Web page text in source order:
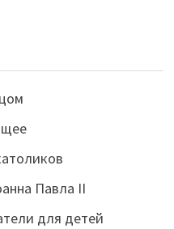
Павла II
для детей